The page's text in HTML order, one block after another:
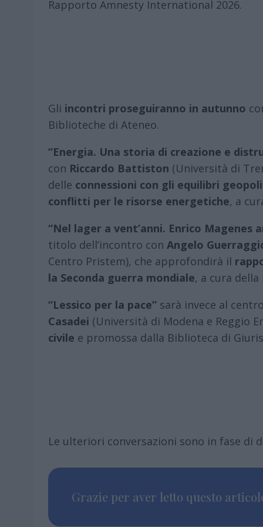
Rapporto Amnesty International 2026.
Gli incontri proseguiranno in autunno
Biblioteche di Ateneo.
“Energia. Una storia di creazione e
con Riccardo Battiston (Università di
delle connessioni con gli equilibri
conflitti per le risorse energetiche, a
“Nel lager a vent’anni. Enrico
titolo dell’incontro con Angelo
Centro Pristem), che approfondirà il
la Seconda guerra mondiale, a cura
“Lessico per la pace” sarà invece al
Casadei (Università di Modena e Reggio
civile e promossa dalla Biblioteca di
Le ulteriori conversazioni sono in fase di
Grazie per aver letto questo